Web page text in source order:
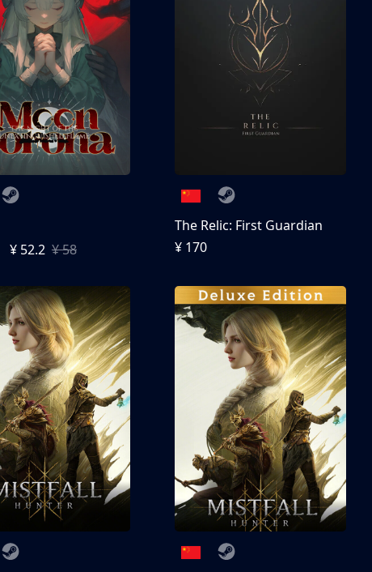
¥ 52.2 ¥ 58
The Relic: First Guardian
¥ 170